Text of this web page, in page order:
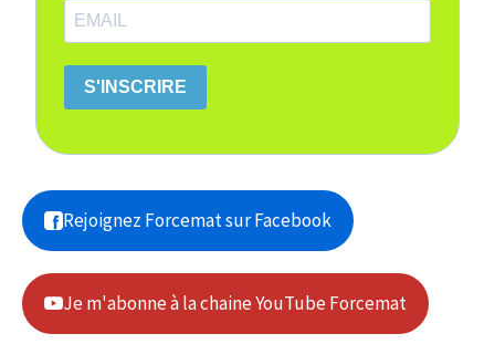
S'INSCRIRE
Rejoignez Forcemat sur Facebook
Je m'abonne à la chaine YouTube Forcemat